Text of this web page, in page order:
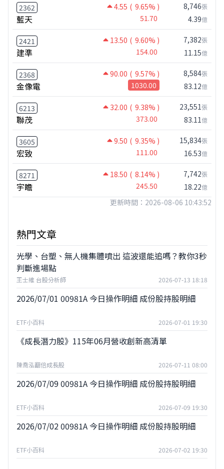
2362 4.55 ( 9.65% )
藍天 51.70
8,746張
4.39億
2421 13.50 ( 9.60% )
建準 154.00
7,382張
11.15億
2368 90.00 ( 9.57% )
金像電 1030.00
8,584張
83.12億
6213 32.00 ( 9.38% )
聯茂 373.00
23,551張
83.11億
3605 9.50 ( 9.35% )
宏致 111.00
15,834張
16.53億
8271 18.50 ( 8.14% )
宇瞻 245.50
7,742張
18.22億
更新時間：2026-08-06 10:43:52
熱門文章
光學、台塑、無人機集體噴出 這波還能追嗎？教你3秒
判斷進場點
王士維 台股分析師 2026-07-13 18:18
2026/07/01 00981A 今日操作明細 成份股持股明細
ETF小百科 2026-07-01 19:30
《成長潛力股》115年06月營收創新高清單
陳喬泓翻倍成長股 2026-07-11 08:00
2026/07/09 00981A 今日操作明細 成份股持股明細
ETF小百科 2026-07-09 19:30
2026/07/02 00981A 今日操作明細 成份股持股明細
ETF小百科 2026-07-02 19:30